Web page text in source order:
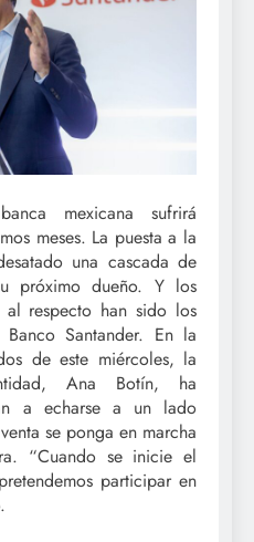
mexicana sufrirá
meses. La puesta a la
una cascada de
próximo dueño. Y los
al respecto han sido los
Santander. En la
de este miércoles, la
Ana Botín, ha
a echarse a un lado
se ponga en marcha
“Cuando se inicie el
participar en